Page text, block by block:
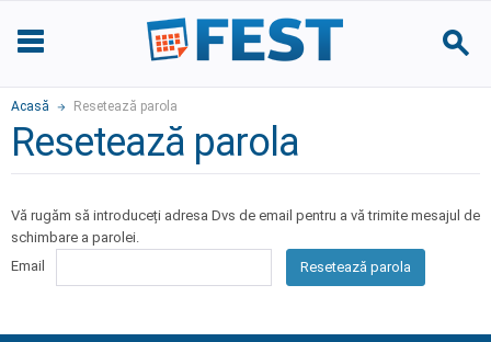
Acasă Resetează parola
Resetează parola
Vă rugăm să introduceți adresa Dvs de email pentru a vă trimite mesajul de
schimbare a parolei.
Email
Resetează parola